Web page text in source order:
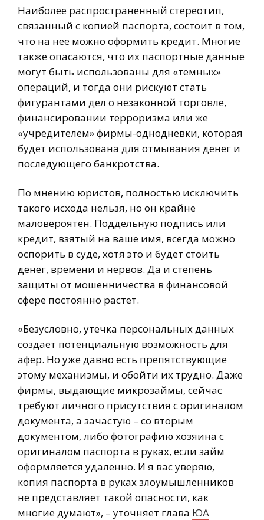
Наиболее распространенный стереотип,
связанный с копией паспорта, состоит в том,
что на нее можно оформить кредит. Многие
также опасаются, что их паспортные данные
могут быть использованы для «темных»
операций, и тогда они рискуют стать
фигурантами дел о незаконной торговле,
финансировании терроризма или же
«учредителем» фирмы-однодневки, которая
будет использована для отмывания денег и
последующего банкротства.
По мнению юристов, полностью исключить
такого исхода нельзя, но он крайне
маловероятен. Поддельную подпись или
кредит, взятый на ваше имя, всегда можно
оспорить в суде, хотя это и будет стоить
денег, времени и нервов. Да и степень
защиты от мошенничества в финансовой
сфере постоянно растет.
«Безусловно, утечка персональных данных
создает потенциальную возможность для
афер. Но уже давно есть препятствующие
этому механизмы, и обойти их трудно. Даже
фирмы, выдающие микрозаймы, сейчас
требуют личного присутствия с оригиналом
документа, а зачастую – со вторым
документом, либо фотографию хозяина с
оригиналом паспорта в руках, если займ
оформляется удаленно. И я вас уверяю,
копия паспорта в руках злоумышленников
не представляет такой опасности, как
многие думают», – уточняет глава ЮА